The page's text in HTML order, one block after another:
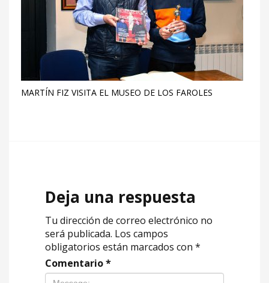
MARTÍN FIZ VISITA EL MUSEO DE LOS FAROLES
Deja una respuesta
Tu dirección de correo electrónico no
será publicada. Los campos
obligatorios están marcados con *
Comentario*